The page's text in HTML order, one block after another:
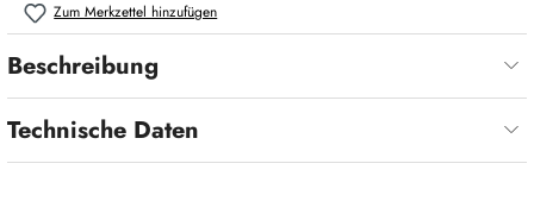
Zum Merkzettel hinzufügen
Beschreibung
Technische Daten